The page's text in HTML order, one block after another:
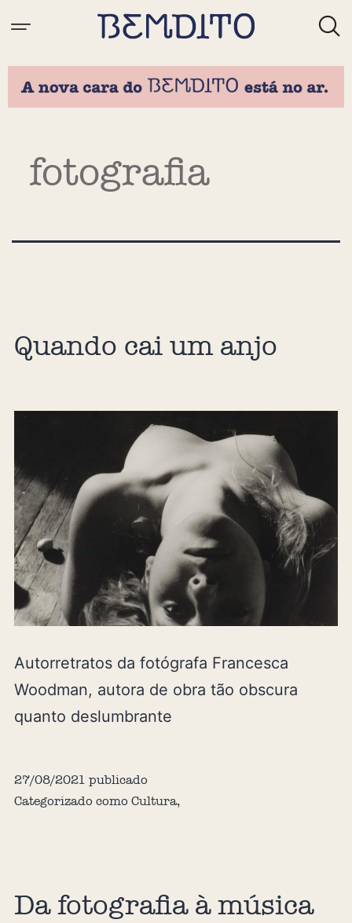
fotografia
Quando cai um anjo
Autorretratos da fotógrafa Francesca
Woodman, autora de obra tão obscura
quanto deslumbrante
27/08/2021 publicado
Categorizado como Cultura,
Da fotografia à música